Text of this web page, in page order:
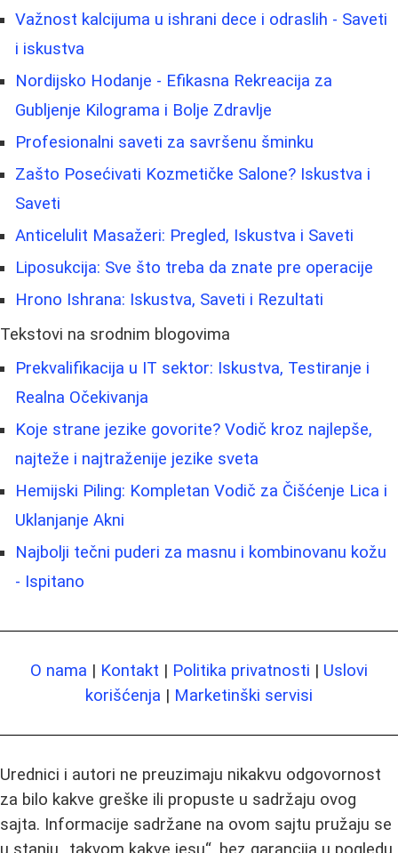
Važnost kalcijuma u ishrani dece i odraslih - Saveti
i iskustva
Nordijsko Hodanje - Efikasna Rekreacija za
Gubljenje Kilograma i Bolje Zdravlje
Profesionalni saveti za savršenu šminku
Zašto Posećivati Kozmetičke Salone? Iskustva i
Saveti
Anticelulit Masažeri: Pregled, Iskustva i Saveti
Liposukcija: Sve što treba da znate pre operacije
Hrono Ishrana: Iskustva, Saveti i Rezultati
Tekstovi na srodnim blogovima
Prekvalifikacija u IT sektor: Iskustva, Testiranje i
Realna Očekivanja
Koje strane jezike govorite? Vodič kroz najlepše,
najteže i najtraženije jezike sveta
Hemijski Piling: Kompletan Vodič za Čišćenje Lica i
Uklanjanje Akni
Najbolji tečni puderi za masnu i kombinovanu kožu
- Ispitano
O nama | Kontakt | Politika privatnosti | Uslovi
korišćenja | Marketinški servisi
Urednici i autori ne preuzimaju nikakvu odgovornost
za bilo kakve greške ili propuste u sadržaju ovog
sajta. Informacije sadržane na ovom sajtu pružaju se